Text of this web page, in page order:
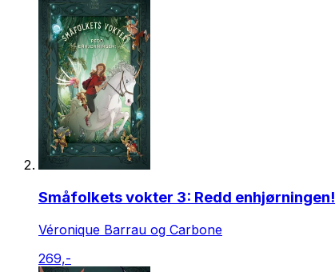
Småfolkets vokter 3: Redd enhjørningen!
Véronique Barrau og Carbone
269,-